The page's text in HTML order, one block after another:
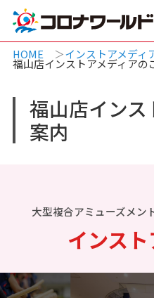
HOME インストアメディ
福山店インストアメディアの
福山店イン
案内
大型複合アミューズメン
インス